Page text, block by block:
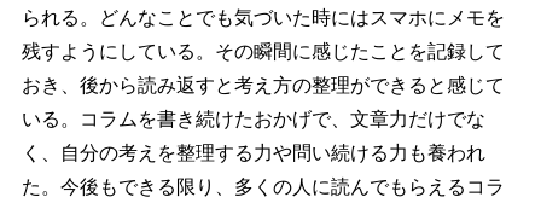
られる。どんなことでも気づいた時にはスマホにメモを
残すようにしている。その瞬間に感じたことを記録して
おき、後から読み返すと考え方の整理ができると感じて
いる。コラムを書き続けたおかげで、文章力だけでな
く、自分の考えを整理する力や問い続ける力も養われ
た。今後もできる限り、多くの人に読んでもらえるコラ